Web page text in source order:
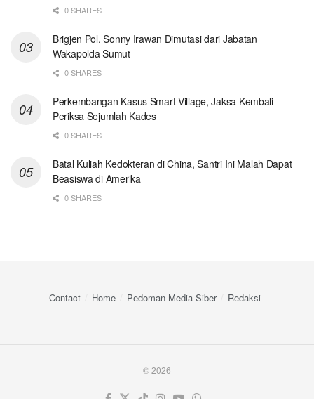
0 SHARES
Brigjen Pol. Sonny Irawan Dimutasi dari Jabatan
Wakapolda Sumut
0 SHARES
Perkembangan Kasus Smart Village, Jaksa Kembali
Periksa Sejumlah Kades
0 SHARES
Batal Kuliah Kedokteran di China, Santri Ini Malah Dapat
Beasiswa di Amerika
0 SHARES
Contact Home Pedoman Media Siber Redaksi
© 2026